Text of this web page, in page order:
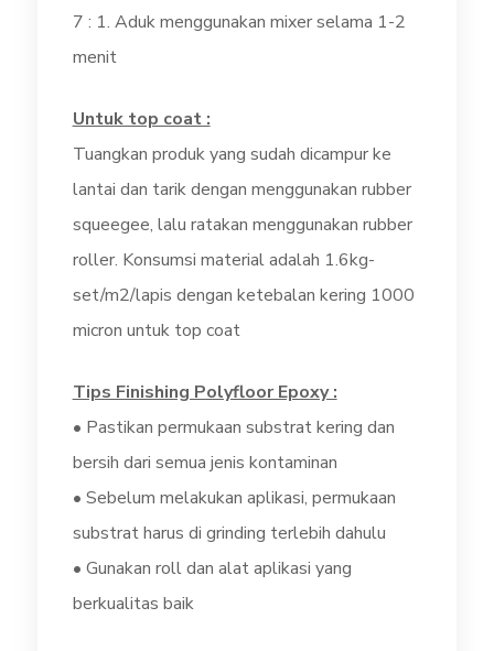
7 : 1. Aduk menggunakan mixer selama 1-2
menit
Untuk top coat :
Tuangkan produk yang sudah dicampur ke
lantai dan tarik dengan menggunakan rubber
squeegee, lalu ratakan menggunakan rubber
roller. Konsumsi material adalah 1.6kg-
set/m2/lapis dengan ketebalan kering 1000
micron untuk top coat
Tips Finishing Polyfloor Epoxy :
• Pastikan permukaan substrat kering dan
bersih dari semua jenis kontaminan
• Sebelum melakukan aplikasi, permukaan
substrat harus di grinding terlebih dahulu
• Gunakan roll dan alat aplikasi yang
berkualitas baik